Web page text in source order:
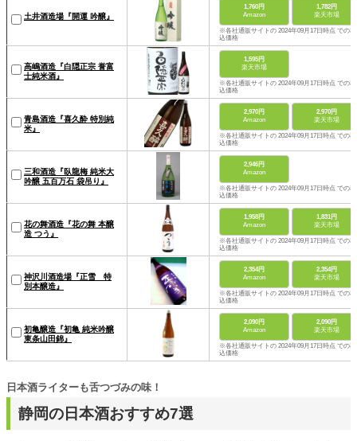
土井酒造場『開運 吟醸』
1,760円
Amazon
1,782円
楽天市場
※各社通販サイトの 2024年09月17日時点 での税
込価格
高嶋酒造『白隠正宗 誉富
士純米酒』
1,595円
楽天市場
※各社通販サイトの 2024年09月17日時点 での税
込価格
青島酒造『喜久酔 特別純
米』
2,970円
Amazon
2,970円
楽天市場
※各社通販サイトの 2024年09月17日時点 での税
込価格
三和酒造『臥龍梅 純米大
吟醸 五百万石 袋吊り』
2,946円
Amazon
※各社通販サイトの 2024年09月17日時点 での税
込価格
花の舞酒造『花の舞 本醸
造 つう』
1,958円
Amazon
1,831円
楽天市場
※各社通販サイトの 2024年09月17日時点 での税
込価格
神沢川酒造場『正雪 特
別本醸造』
2,354円
Amazon
2,354円
楽天市場
※各社通販サイトの 2024年09月17日時点 での税
込価格
初亀醸造『初亀 純米吟醸
東条山田錦』
2,090円
Amazon
2,090円
楽天市場
※各社通販サイトの 2024年09月17日時点 での税
込価格
静岡の日本酒おすすめ7選
日本酒ライターも舌つづみの味！